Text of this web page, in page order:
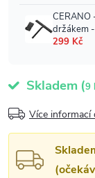
Skladem (9
Více informací